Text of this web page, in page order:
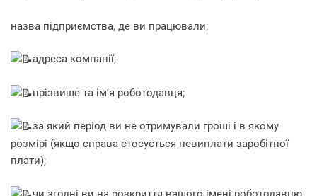
назва підприємства, де ви працювали;
адреса компанії;
прізвище та ім’я роботодавця;
за який період ви не отримували гроші і в якому
розмірі (якщо справа стосується невиплати заробітної
плати);